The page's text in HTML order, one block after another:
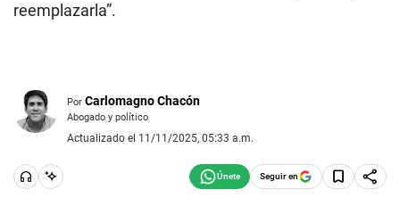
reemplazarla”.
Por Carlomagno Chacón
Abogado y político
Actualizado el 11/11/2025, 05:33 a.m.
Seguir en